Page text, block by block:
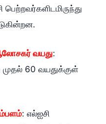
பெற்றவர்களிடமிருந்து
வயது:
60 வயதுக்குள்
: எல்ஐசி